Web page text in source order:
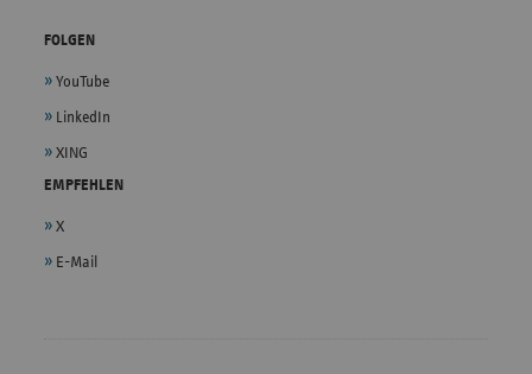
FOLGEN
YouTube
LinkedIn
XING
EMPFEHLEN
X
E-Mail